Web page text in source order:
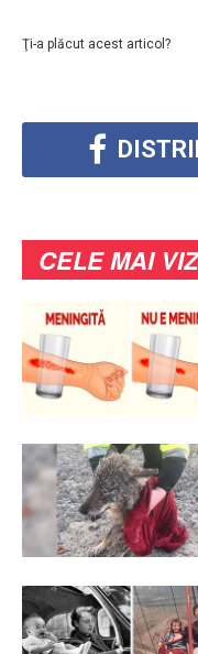
Ţi-a plăcut acest articol?
CELE MAI